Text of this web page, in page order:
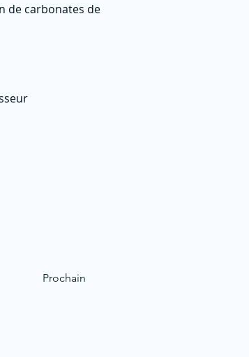
de carbonates de
Prochain